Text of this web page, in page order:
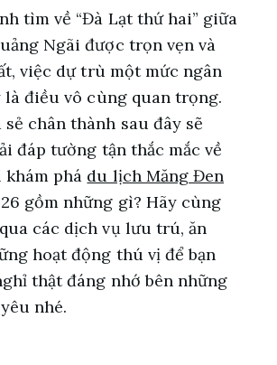
tìm về “Đà Lạt thứ hai” giữa
Ngãi được trọn vẹn và
việc dự trù một mức ngân
là điều vô cùng quan trọng.
chân thành sau đây sẽ
đáp tường tận thắc mắc về
phá du lịch Măng Đen
gồm những gì? Hãy cùng
các dịch vụ lưu trú, ăn
hoạt động thú vị để bạn
thật đáng nhớ bên những
nhé.